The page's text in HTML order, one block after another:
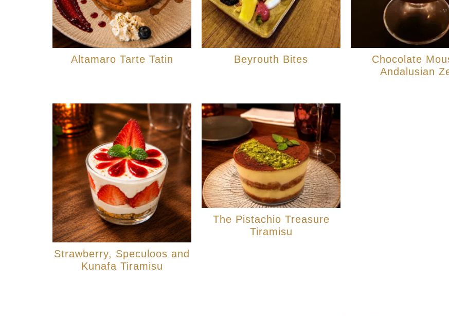
Altamaro Tarte Tatin Beyrouth Bites
Chocolate
Andalusian
Strawberry, Speculoos and
Kunafa Tiramisu
The Pistachio Treasure
Tiramisu